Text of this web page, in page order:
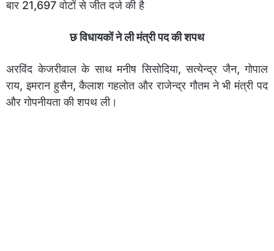
बार 21,697 वोटों से जीत दर्ज की है
छ विधायकों ने ली मंत्री पद की शपथ
अरविंद केजरीवाल के साथ मनीष सिसोदिया, सत्येन्द्र जैन, गोपाल
राय, इमरान हुसैन, कैलाश गहलोत और राजेन्द्र गौतम ने भी मंत्री पद
और गोपनीयता की शपथ ली।